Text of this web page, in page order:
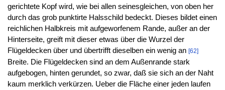
gerichtete Kopf wird, wie bei allen seinesgleichen, von oben her
durch das grob punktirte Halsschild bedeckt. Dieses bildet einen
reichlichen Halbkreis mit aufgeworfenem Rande, außer an der
Hinterseite, greift mit dieser etwas über die Wurzel der
Flügeldecken über und übertrifft dieselben ein wenig an [62]
Breite. Die Flügeldecken sind an dem Außenrande stark
aufgebogen, hinten gerundet, so zwar, daß sie sich an der Naht
kaum merklich verkürzen. Ueber die Fläche einer jeden laufen